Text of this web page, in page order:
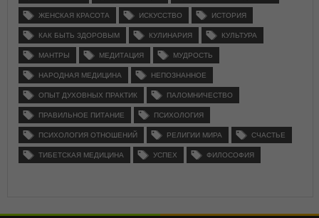
ЖЕНСКАЯ КРАСОТА ИСКУССТВО ИСТОРИЯ
КАК БЫТЬ ЗДОРОВЫМ КУЛИНАРИЯ КУЛЬТУРА
МАНТРЫ МЕДИТАЦИЯ МУДРОСТЬ
НАРОДНАЯ МЕДИЦИНА НЕПОЗНАННОЕ
ОПЫТ ДУХОВНЫХ ПРАКТИК ПАЛОМНИЧЕСТВО
ПРАВИЛЬНОЕ ПИТАНИЕ ПСИХОЛОГИЯ
ПСИХОЛОГИЯ ОТНОШЕНИЙ РЕЛИГИИ МИРА СЧАСТЬЕ
ТИБЕТСКАЯ МЕДИЦИНА УСПЕХ ФИЛОСОФИЯ